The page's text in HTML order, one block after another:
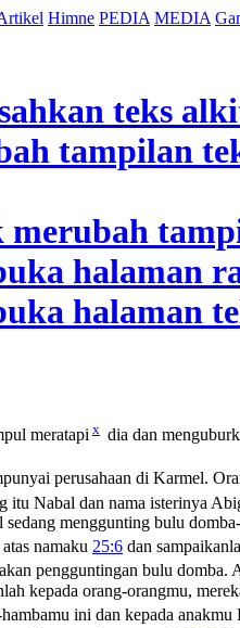
Himne PEDIA MEDIA
meratapi x dia dan
perusahaan di Karmel.
itu Nabal dan nama isterinya
menggunting bulu
namaku 25:6 dan
pengguntingan bulu
kepada orang-orangmu,
ini dan kepada anakmu